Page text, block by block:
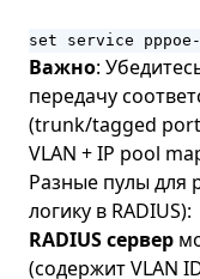
set service
Важно:
передачу
(trunk/tagged
VLAN + IP pool
Разные пулы для
логику в RADIUS):
RADIUS сервер
(содержит VLAN